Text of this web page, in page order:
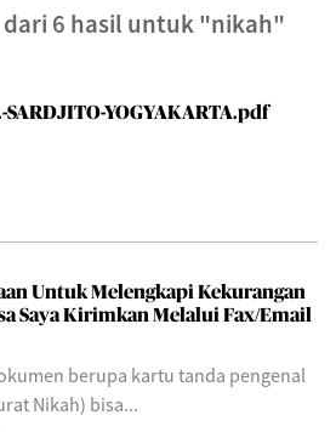
6 hasil untuk"nikah"
SARDJITO-YOGYAKARTA.pdf
Untuk Melengkapi Kekurangan
Saya Kirimkan Melalui Fax/Email
berupa kartu tanda pengenal
Nikah) bisa...